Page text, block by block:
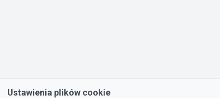
Ustawienia plików cookie